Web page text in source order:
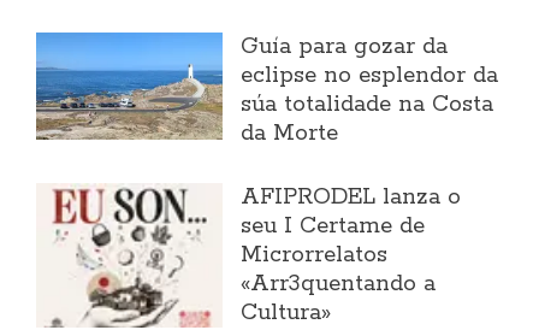
Guía para gozar da
eclipse no esplendor da
súa totalidade na Costa
da Morte
AFIPRODEL lanza o
seu I Certame de
Microrrelatos
«Arr3quentando a
Cultura»